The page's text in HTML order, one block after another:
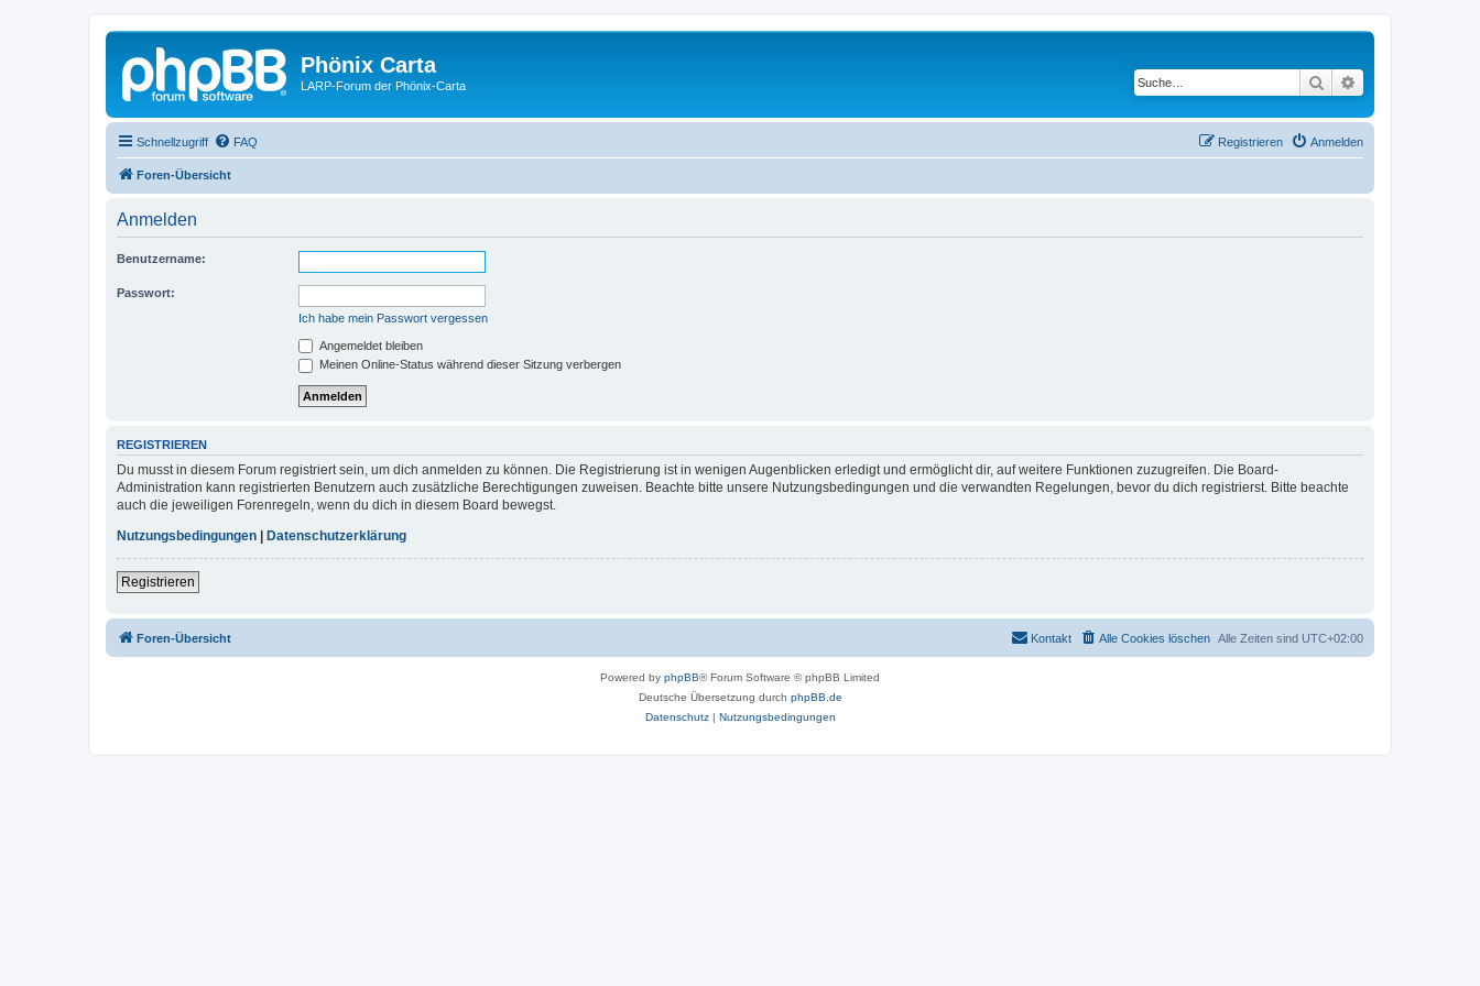
Phönix Carta
LARP-Forum der Phönix-Carta Suche
Schnellzugriff FAQ Anmelden
Registrieren
Foren-Übersicht
Anmelden
Benutzername:
Passwort:
Ich habe mein Passwort vergessen
Angemeldet bleiben
Meinen Online-Status während dieser Sitzung verbergen
REGISTRIEREN
Du musst in diesem Forum registriert sein, um dich anmelden zu können. Die Registrierung ist in wenigen Augenblicken erledigt und ermöglicht dir, auf weitere Funktionen zuzugreifen. Die Board-
Administration kann registrierten Benutzern auch zusätzliche Berechtigungen zuweisen. Beachte bitte unsere Nutzungsbedingungen und die verwandten Regelungen, bevor du dich registrierst. Bitte beachte
auch die jeweiligen Forenregeln, wenn du dich in diesem Board bewegst.
Nutzungsbedingungen
Datenschutzerklärung
Registrieren
Foren-Übersicht Alle Zeiten sind UTC+02:00
Alle Cookies löschen
Kontakt
Powered by phpBB® Forum Software © phpBB Limited
Deutsche Übersetzung durch phpBB.de
Datenschutz| Nutzungsbedingungen